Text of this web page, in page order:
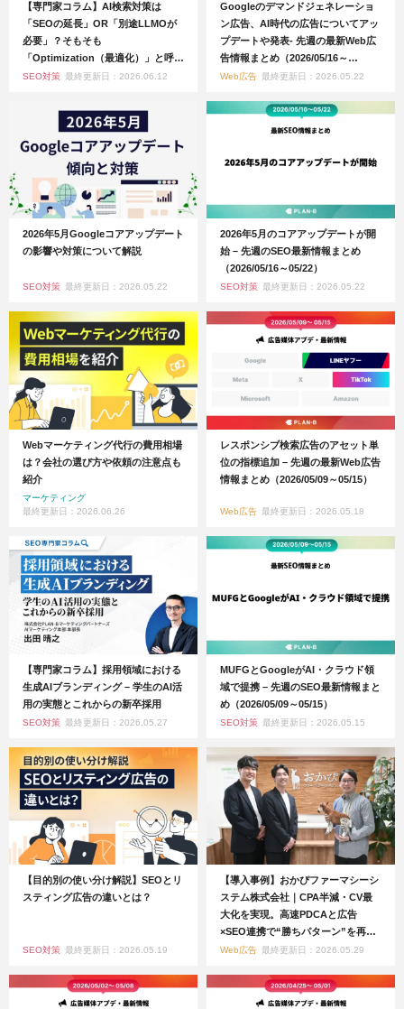
【専門家コラム】AI検索対策は
「SEOの延長」OR「別途LLMOが
必要」？そもそも
「Optimization（最適化）」と呼ぶ
必要はあるのだろうか
SEO対策 最終更新日：2026.06.12
Googleのデマンドジェネレーショ
ン広告、AI時代の広告についてアッ
プデートや発表- 先週の最新Web広
告情報まとめ（2026/05/16～
05/22）
Web広告 最終更新日：2026.05.22
2026年5月Googleコアアップデート
の影響や対策について解説
SEO対策 最終更新日：2026.05.22
2026年5月のコアアップデートが開
始 – 先週のSEO最新情報まとめ
（2026/05/16～05/22）
SEO対策 最終更新日：2026.05.22
Webマーケティング代行の費用相場
は？会社の選び方や依頼の注意点も
紹介
マーケティング
最終更新日：2026.06.26
レスポンシブ検索広告のアセット単
位の指標追加 – 先週の最新Web広告
情報まとめ（2026/05/09～05/15）
Web広告 最終更新日：2026.05.18
【専門家コラム】採用領域における
生成AIブランディング – 学生のAI活
用の実態とこれからの新卒採用
SEO対策 最終更新日：2026.05.27
MUFGとGoogleがAI・クラウド領
域で提携 – 先週のSEO最新情報まと
め（2026/05/09～05/15）
SEO対策 最終更新日：2026.05.15
【目的別の使い分け解説】SEOとリ
スティング広告の違いとは？
SEO対策 最終更新日：2026.05.19
【導入事例】おかぴファーマシーシ
ステム株式会社｜CPA半減・CV最
大化を実現。高速PDCAと広告
×SEO連携で“勝ちパターン”を再設
計
Web広告 最終更新日：2026.05.29